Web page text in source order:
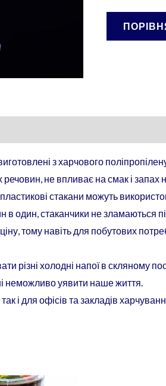
з харчового
не впливає на смак і запах
стакани можуть
один, стаканчики не зламаються
тому навіть для побутових
різні холодні напої в скляному
неможливо уявити наше життя.
і для офісів та закладів